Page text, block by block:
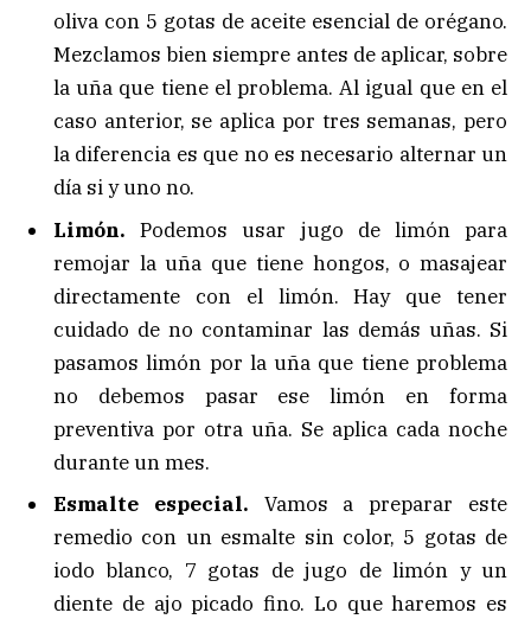
oliva con 5 gotas de aceite esencial de orégano.
Mezclamos bien siempre antes de aplicar, sobre
la uña que tiene el problema. Al igual que en el
caso anterior, se aplica por tres semanas, pero
la diferencia es que no es necesario alternar un
día si y uno no.
Limón. Podemos usar jugo de limón para
remojar la uña que tiene hongos, o masajear
directamente con el limón. Hay que tener
cuidado de no contaminar las demás uñas. Si
pasamos limón por la uña que tiene problema
no debemos pasar ese limón en forma
preventiva por otra uña. Se aplica cada noche
durante un mes.
Esmalte especial. Vamos a preparar este
remedio con un esmalte sin color, 5 gotas de
iodo blanco, 7 gotas de jugo de limón y un
diente de ajo picado fino. Lo que haremos es